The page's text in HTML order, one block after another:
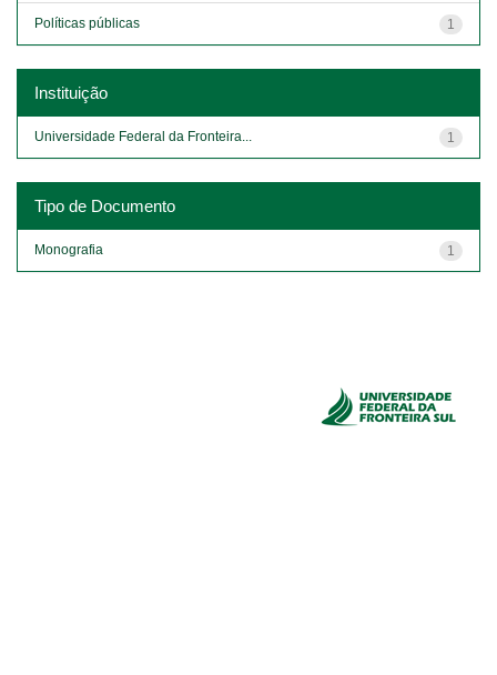
1
Políticas públicas
Instituição
1
Universidade Federal da Fronteira...
Tipo de Documento
1
Monografia